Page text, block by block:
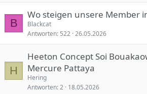
B
Wo steigen unsere Member
Blackcat
Antworten 522 26.05.2026
H
Heeton Concept Soi
Mercure Pattaya
Hering
Antworten 2 18.05.2026